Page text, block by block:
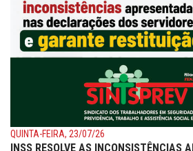
QUINTA-FEIRA, 23/07/26
INSS RESOLVE AS INCONSISTÊNCIAS